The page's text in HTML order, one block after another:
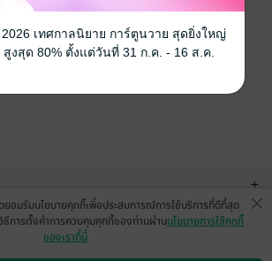
+
ยอมรับนโยบายคุกกี้เพื่อประสบการณ์การใช้บริการที่ดีที่สุด
ธีการตั้งค่าการควบคุมคุกกี้ของท่านผ่านนโยบายการใช้คุกกี้
ของเราที่นี่
2026 เทศกาลนิยาย การ์ตูนวาย สุดยิ่งใหญ่
งสุด 80% ตั้งแต่วันที่ 31 ก.ค. - 16 ส.ค.